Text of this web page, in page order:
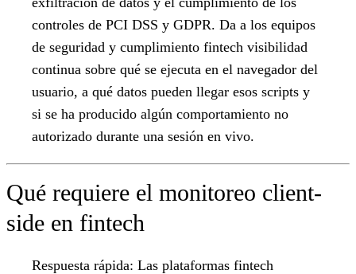
controles de PCI DSS y GDPR. Da a los equipos
de seguridad y cumplimiento fintech visibilidad
continua sobre qué se ejecuta en el navegador del
usuario, a qué datos pueden llegar esos scripts y
si se ha producido algún comportamiento no
autorizado durante una sesión en vivo.
Qué requiere el monitoreo client-
side en fintech
Respuesta rápida: Las plataformas fintech